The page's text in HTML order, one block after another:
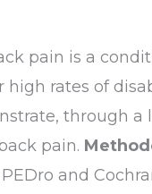
pain is a
high rates of
through
pain.
and